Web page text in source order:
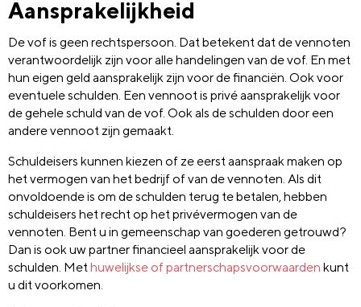
Aansprakelijkheid
De vof is geen rechtspersoon. Dat betekent dat de vennoten
verantwoordelijk zijn voor alle handelingen van de vof. En met
hun eigen geld aansprakelijk zijn voor de financiën. Ook voor
eventuele schulden. Een vennoot is privé aansprakelijk voor
de gehele schuld van de vof. Ook als de schulden door een
andere vennoot zijn gemaakt.
Schuldeisers kunnen kiezen of ze eerst aanspraak maken op
het vermogen van het bedrijf of van de vennoten. Als dit
onvoldoende is om de schulden terug te betalen, hebben
schuldeisers het recht op het privévermogen van de
vennoten. Bent u in gemeenschap van goederen getrouwd?
Dan is ook uw partner financieel aansprakelijk voor de
schulden. Methuwelijkse of partnerschapsvoorwaarden kunt
u dit voorkomen.